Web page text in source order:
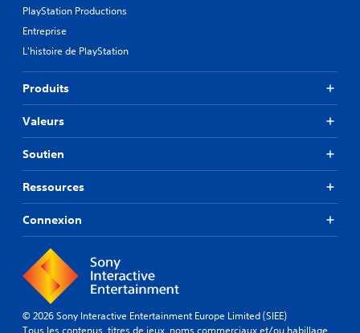
PlayStation Productions
Entreprise
L'histoire de PlayStation
Produits
Valeurs
Soutien
Ressources
Connexion
© 2026 Sony Interactive Entertainment Europe Limited (SIEE)
Tous les contenus, titres de jeux, noms commerciaux et/ou habillage